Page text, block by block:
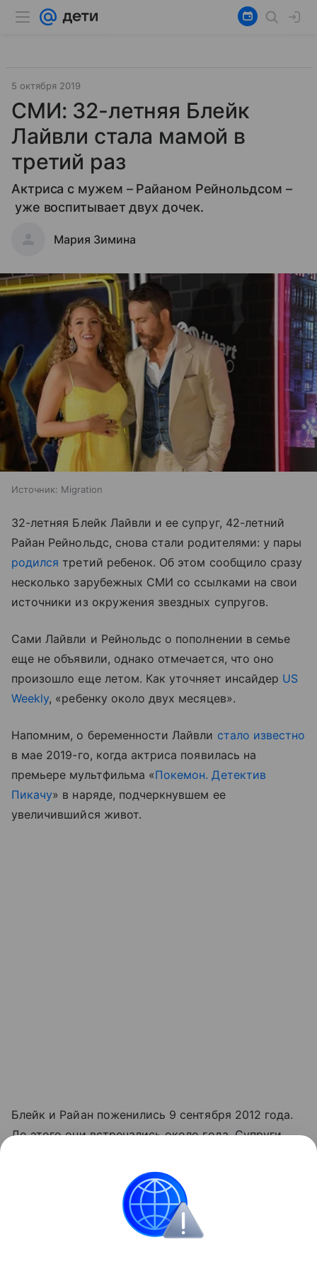
5 октября 2019
СМИ: 32-летняя Блейк
Лайвли стала мамой в
третий раз
Актриса с мужем – Райаном Рейнольдсом –
уже воспитывает двух дочек.
Мария Зимина
Источник: Migration
32-летняя Блейк Лайвли и ее супруг, 42-летний
Райан Рейнольдс, снова стали родителями: у пары
родился третий ребенок. Об этом сообщило сразу
несколько зарубежных СМИ со ссылками на свои
источники из окружения звездных супругов.
Сами Лайвли и Рейнольдс о пополнении в семье
еще не объявили, однако отмечается, что оно
произошло еще летом. Как уточняет инсайдер US
Weekly, «ребенку около двух месяцев».
Напомним, о беременности Лайвли стало известно
в мае 2019-го, когда актриса появилась на
премьере мультфильма «Покемон. Детектив
Пикачу» в наряде, подчеркнувшем ее
увеличившийся живот.
Блейк и Райан поженились 9 сентября 2012 года.
До этого они встречались около года. Супруги
8 мифов о многодетности